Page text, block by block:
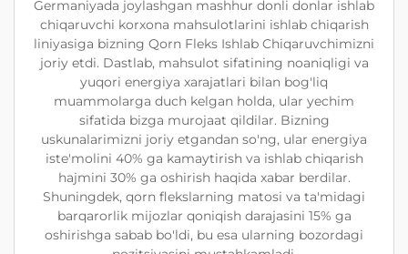
Germaniyada joylashgan mashhur donli donlar ishlab
chiqaruvchi korxona mahsulotlarini ishlab chiqarish
liniyasiga bizning Qorn Fleks Ishlab Chiqaruvchimizni
joriy etdi. Dastlab, mahsulot sifatining noaniqligi va
yuqori energiya xarajatlari bilan bog'liq
muammolarga duch kelgan holda, ular yechim
sifatida bizga murojaat qildilar. Bizning
uskunalarimizni joriy etgandan so'ng, ular energiya
iste'molini 40% ga kamaytirish va ishlab chiqarish
hajmini 30% ga oshirish haqida xabar berdilar.
Shuningdek, qorn flekslarning matosi va ta'midagi
barqarorlik mijozlar qoniqish darajasini 15% ga
oshirishga sabab bo'ldi, bu esa ularning bozordagi